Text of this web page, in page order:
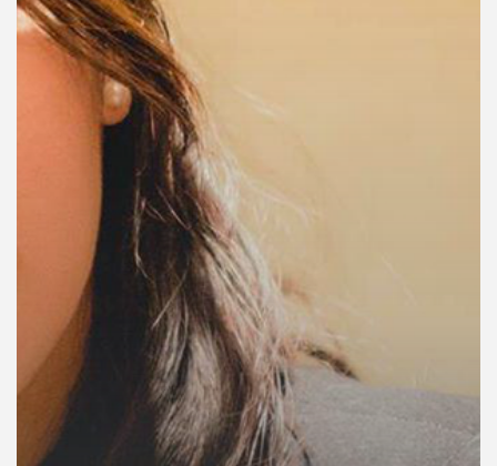
คุณ
กิจกรรม
เกี่ยว